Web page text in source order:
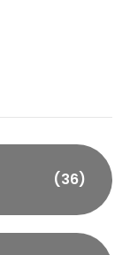
(36)